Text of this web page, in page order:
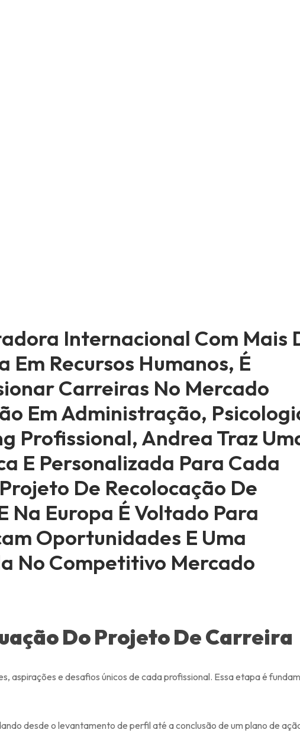
Internacional Com Mais
Em Recursos Humanos, É
Carreiras No Mercado
Em Administração,
Profissional, Andrea Traz
E Personalizada Para Cada
De Recolocação De
Na Europa É Voltado Para
Oportunidades E Uma
No Competitivo Mercado
Do Projeto De Carreira
aspirações e desafios únicos de cada profissional. Essa etapa é
desde o levantamento de perfil até a conclusão de um plano de